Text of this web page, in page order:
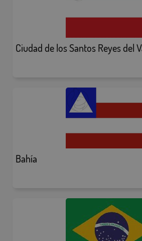
Ciudad de los Santos Reyes del
Bahía